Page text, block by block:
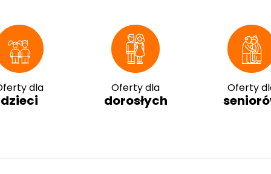
dla
dzieci
Oferty dla
dorosłych
Oferty